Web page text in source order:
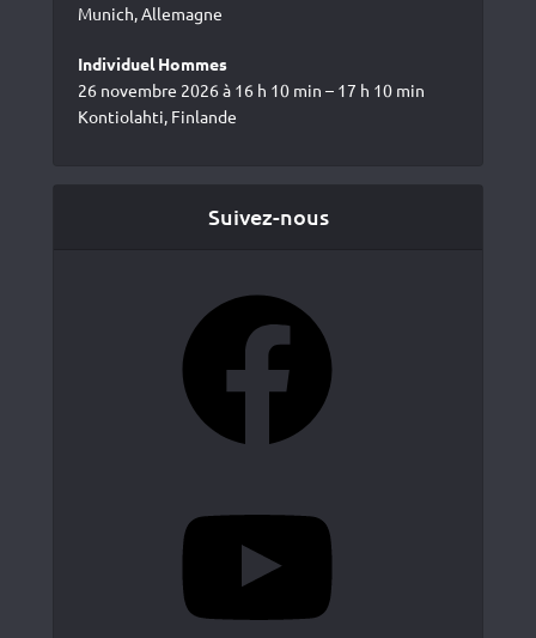
Munich, Allemagne
Individuel Hommes
26 novembre 2026 à 16 h 10 min – 17 h 10 min
Kontiolahti, Finlande
Suivez-nous